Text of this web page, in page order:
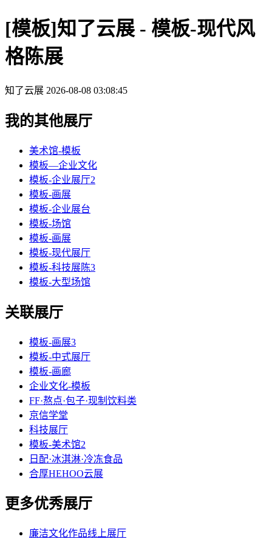
[模板]知了云展 - 模板-现代风
格陈展
知了云展 2026-08-08 03:08:45
我的其他展厅
美术馆-模板
模板—企业文化
模板-企业展厅2
模板-画展
模板-企业展台
模板-场馆
模板-画展
模板-现代展厅
模板-科技展陈3
模板-大型场馆
关联展厅
模板-画展3
模板-中式展厅
模板-画廊
企业文化-模板
FF·熬点·包子·现制饮料类
京信学堂
科技展厅
模板-美术馆2
日配·冰淇淋·冷冻食品
合厚HEHOO云展
更多优秀展厅
廉洁文化作品线上展厅